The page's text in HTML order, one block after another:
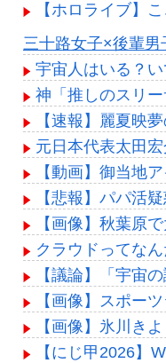
【ホロライブ】
Powered by livedoor
三十路女子×後輩男
宇宙人はいる？
神「推しのスリ
【速報】麗夏映
元日本代表太田
【動画】御当地
【悲報】パパ活
【画像】秋葉原
クラウドってな
【議論】「宇宙
【画像】スポー
【画像】氷川き
【にじ甲2026】